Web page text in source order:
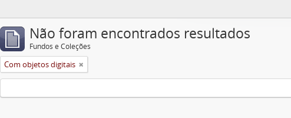
Não foram encontrados resultados
Fundos e Coleções
Com objetos digitais